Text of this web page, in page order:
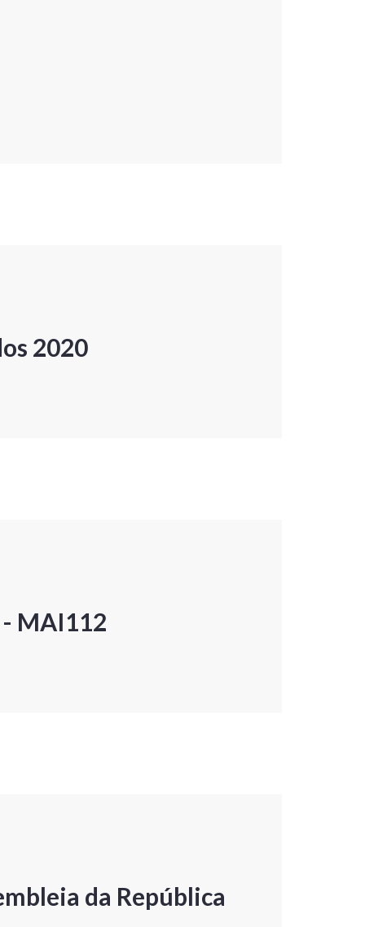
2020
MAI112
da República